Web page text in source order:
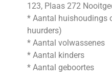
123, Plaas 272
* Aantal huishoudings
huurders)
* Aantal volwassenes
* Aantal kinders
* Aantal geboortes